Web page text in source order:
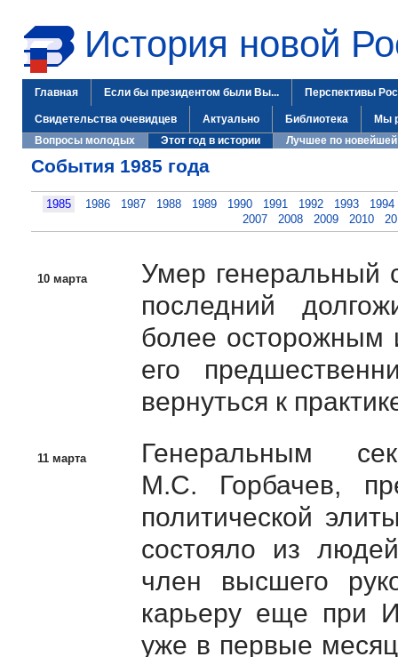
История новой
Главная Если бы президентом были Вы... Перспективы
Свидетельства очевидцев Актуально Библиотека
Мы
Вопросы молодых
Этот год в истории Лучшее по новейшей
События 1985 года
1985 1986 1987 1988 1989 1990 1991 1992 1993
1994
2007
2008 2009 2010
10 марта
Умер
последний
более осторожным
его
вернуться к
11 марта
Генеральным
М.С. Горбачев,
политической
состояло из
член высшего
карьеру еще при
уже в первые